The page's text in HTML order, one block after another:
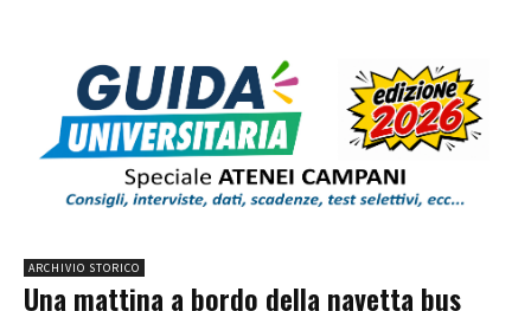
ARCHIVIO STORICO
Una mattina a bordo della navetta bus